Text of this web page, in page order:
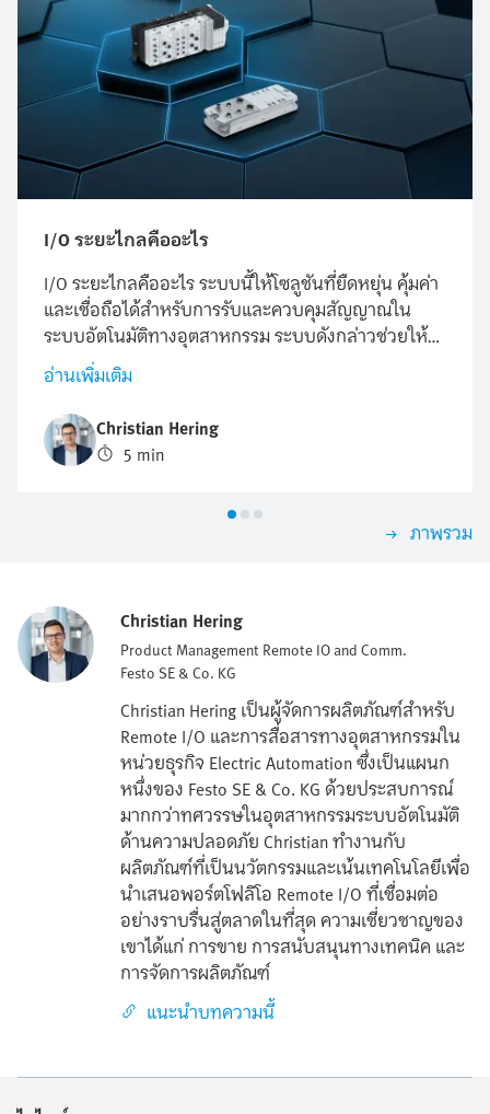
I/O ระยะไกลคืออะไร
I/O ระยะไกลคืออะไร ระบบนี้ให้โซลูชันที่ยืดหยุ่น คุ้มค่า
และเชื่อถือได้สำหรับการรับและควบคุมสัญญาณใน
ระบบอัตโนมัติทางอุตสาหกรรม ระบบดังกล่าวช่วยให้
สามารถจัดเรียงโมดูลอินพุต/เอาต์พุต (I/O) แบบ
กระจายศูนย์ได้ ซึ่งช่วยลดค่าใช้จ่ายในการเดินสายไฟ
และทำให้การติดตั้งและการบำรุงรักษาง่ายขึ้นอีกด้วย
อ่านเพิ่มเติม
Christian Hering
5 min
ภาพรวม
Christian Hering
Product Management Remote IO and Comm.
Festo SE & Co. KG
Christian Hering เป็นผู้จัดการผลิตภัณฑ์สำหรับ
Remote I/O และการสื่อสารทางอุตสาหกรรมใน
หน่วยธุรกิจ Electric Automation ซึ่งเป็นแผนก
หนึ่งของ Festo SE & Co. KG ด้วยประสบการณ์
มากกว่าทศวรรษในอุตสาหกรรมระบบอัตโนมัติ
ด้านความปลอดภัย Christian ทำงานกับ
ผลิตภัณฑ์ที่เป็นนวัตกรรมและเน้นเทคโนโลยีเพื่อ
นำเสนอพอร์ตโฟลิโอ Remote I/O ที่เชื่อมต่อ
อย่างราบรื่นสู่ตลาดในที่สุด ความเชี่ยวชาญของ
เขาได้แก่ การขาย การสนับสนุนทางเทคนิค และ
การจัดการผลิตภัณฑ์
แนะนำบทความนี้